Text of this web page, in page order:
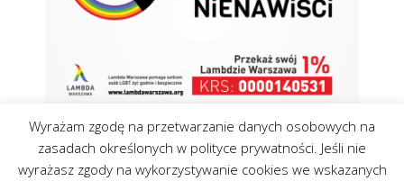
Wyrażam zgodę na przetwarzanie danych osobowych na
zasadach określonych w polityce prywatności. Jeśli nie
wyrażasz zgody na wykorzystywanie cookies we wskazanych